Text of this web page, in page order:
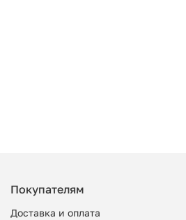
Покупателям
Доставка и оплата